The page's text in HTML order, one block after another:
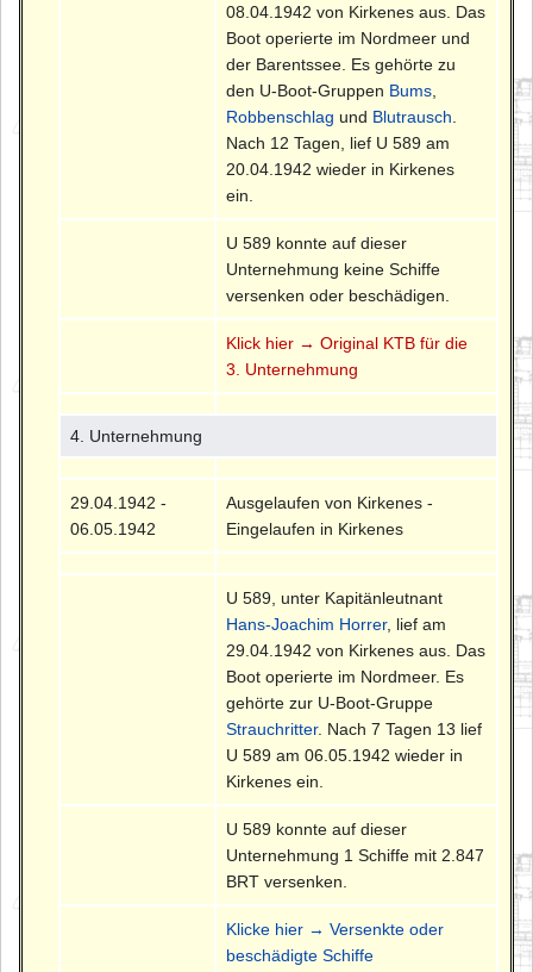
08.04.1942 von Kirkenes aus. Das
Boot operierte im Nordmeer und
der Barentssee. Es gehörte zu
den U-Boot-Gruppen Bums
Robbenschlag und Blutrausch
Nach 12 Tagen, lief U 589 am
20.04.1942 wieder in Kirkenes
ein.
U 589 konnte auf dieser
Unternehmung keine Schiffe
versenken oder beschädigen.
Klick hier → Original KTB für die
3. Unternehmung
4. Unternehmung
29.04.1942 -
06.05.1942
Ausgelaufen von Kirkenes -
Eingelaufen in Kirkenes
U 589, unter Kapitänleutnant
Hans-Joachim Horrer, lief am
29.04.1942 von Kirkenes aus. Das
Boot operierte im Nordmeer. Es
gehörte zur U-Boot-Gruppe
Strauchritter. Nach 7 Tagen 13 lief
U 589 am 06.05.1942 wieder in
Kirkenes ein.
U 589 konnte auf dieser
Unternehmung 1 Schiffe mit 2.847
BRT versenken.
Klicke hier → Versenkte oder
beschädigte Schiffe